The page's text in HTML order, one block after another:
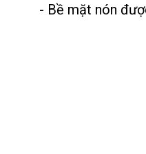
- Bề mặt nón